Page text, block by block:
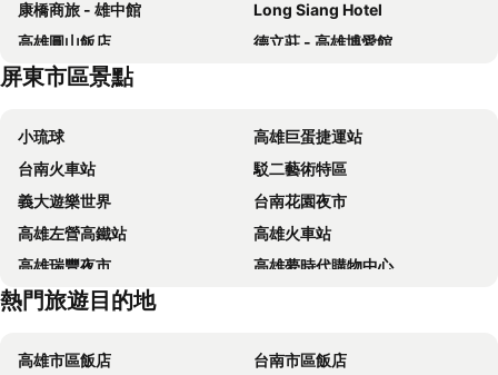
康橋商旅 - 雄中館
Long Siang Hotel
高雄圓山飯店
德立莊 - 高雄博愛館
中央飯店
京城大飯店
高雄商旅
Kaohsiung Marriott Hotel
和逸飯店高雄中山館
好地方大飯店
康橋大飯店 - 三多商圈館
巨蛋旅店
宜都大飯店
凱羅藝術大飯店
康橋商旅五甲館 Kindness Wu Jia
River inn ZihLi
Kiwi Express Hotel - Jiuru Rd
The Tree House
屏東市區景點
小琉球
高雄巨蛋捷運站
台南火車站
駁二藝術特區
義大遊樂世界
台南花園夜市
高雄左營高鐵站
高雄火車站
高雄瑞豐夜市
高雄夢時代購物中心
高雄六合夜市
台南安平古堡
台南高鐵站
熱門旅遊目的地
高雄市區飯店
台南市區飯店